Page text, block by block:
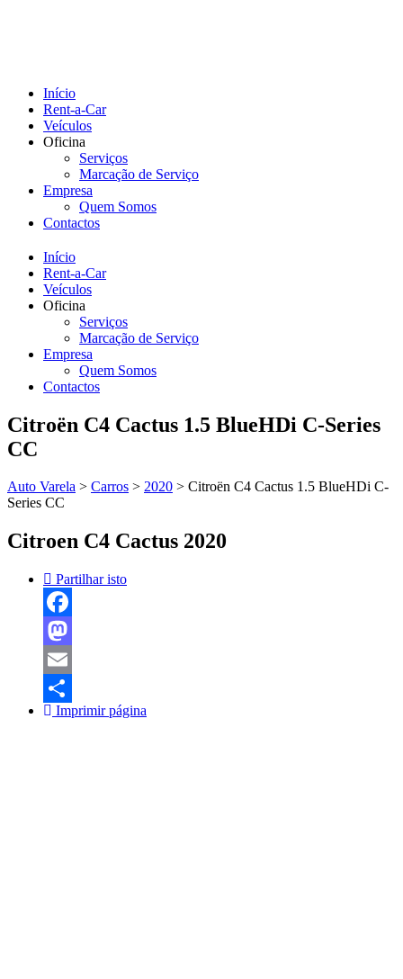
Início
Rent-a-Car
Veículos
Oficina
Serviços
Marcação de Serviço
Empresa
Quem Somos
Contactos
Início
Rent-a-Car
Veículos
Oficina
Serviços
Marcação de Serviço
Empresa
Quem Somos
Contactos
Citroën C4 Cactus 1.5 BlueHDi C-Series
CC
Auto Varela > Carros > 2020 > Citroën C4 Cactus 1.5 BlueHDi C-
Series CC
Citroen C4 Cactus 2020
Partilhar isto
Facebook
Mastodon
Email
Share
Imprimir página